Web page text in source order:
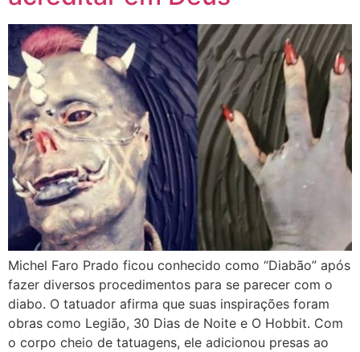
Michel Faro Prado ficou conhecido como “Diabão” após
fazer diversos procedimentos para se parecer com o
diabo. O tatuador afirma que suas inspirações foram
obras como Legião, 30 Dias de Noite e O Hobbit. Com
o corpo cheio de tatuagens, ele adicionou presas ao